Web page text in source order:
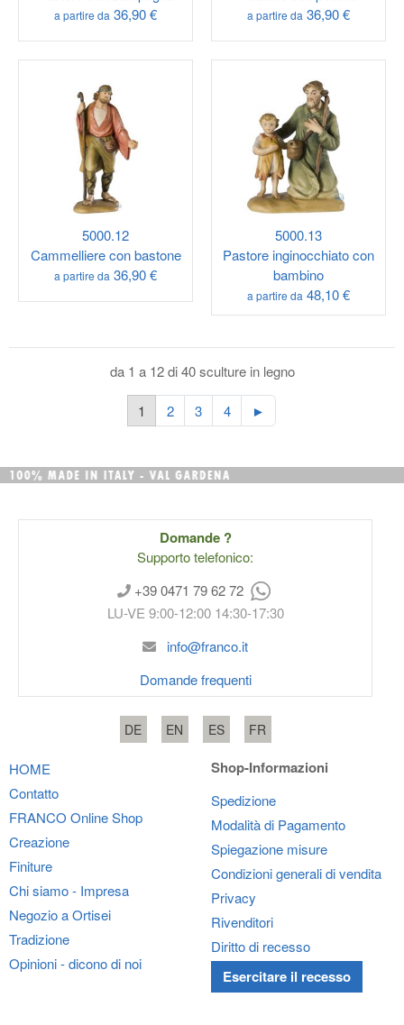
a partire da 36,90 € a partire da 36,90 €
5000.12
Cammelliere con bastone
a partire da 36,90 €
5000.13
Pastore inginocchiato con
bambino
a partire da 48,10 €
da 1 a 12 di 40 sculture in legno
1 2 3 4 ►
Domande ?
Supporto telefonico:
+39 0471 79 62 72
LU-VE 9:00-12:00 14:30-17:30
info@franco.it
Domande frequenti
DE EN ES FR
HOME
Contatto
FRANCO Online Shop
Creazione
Finiture
Chi siamo - Impresa
Negozio a Ortisei
Tradizione
Opinioni - dicono di noi
Shop-Informazioni
Spedizione
Modalità di Pagamento
Spiegazione misure
Condizioni generali di vendita
Privacy
Rivenditori
Diritto di recesso
Esercitare il recesso